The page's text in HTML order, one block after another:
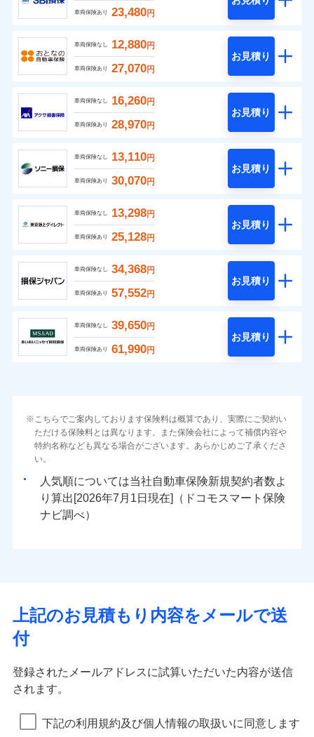
車両保険あり 23,480円
車両保険なし 12,880円
車両保険あり 27,070円
お見積り
車両保険なし 16,260円
車両保険あり 28,970円
お見積り
車両保険なし 13,110円
車両保険あり 30,070円
お見積り
車両保険なし 13,298円
車両保険あり 25,128円
お見積り
車両保険なし 34,368円
車両保険あり 57,552円
お見積り
車両保険なし 39,650円
車両保険あり 61,990円
お見積り
こちらでご案内しております保険料は概算であり、実際にご契約い
ただける保険料とは異なります。また保険会社によって補償内容や
特約名称なども異なる場合がございます。あらかじめご了承くださ
い。
人気順については当社
新規契約者数よ
り算出[
年 月
日現在]（ドコモスマート保険
ナビ調べ）
上記のお見積もり内容をメールで送
付
登録されたメールアドレスに試算いただいた内容が送信
されます。
下記の利用規約及び個人情報の取扱いに同意します